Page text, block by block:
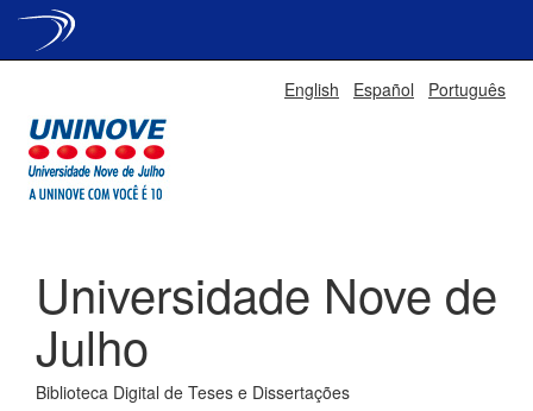
English Español Português
Universidade Nove de
Julho
Biblioteca Digital de Teses e Dissertações